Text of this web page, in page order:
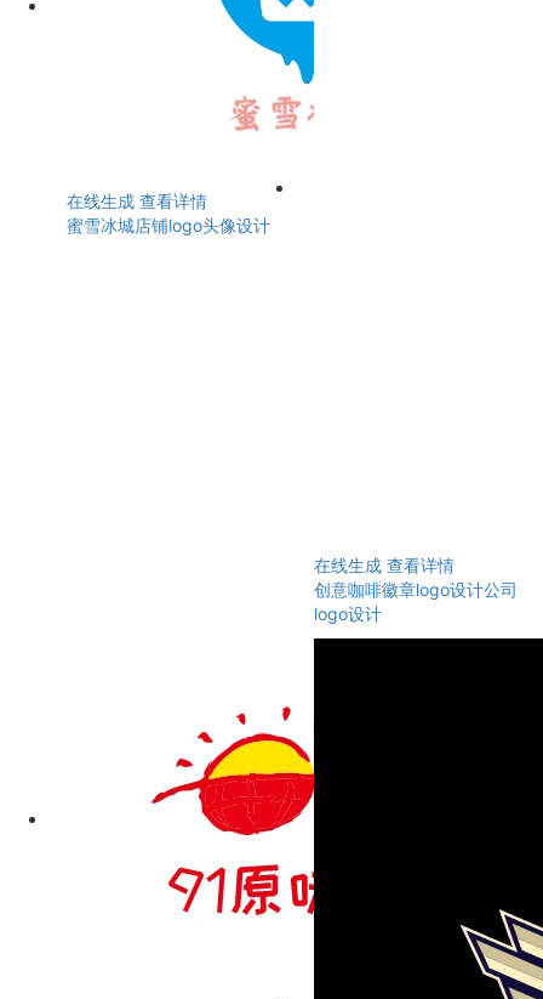
在线生成 查看详情
蜜雪冰城店铺logo头像设计
在线生成 查看详情
创意咖啡徽章logo设计公司
logo设计